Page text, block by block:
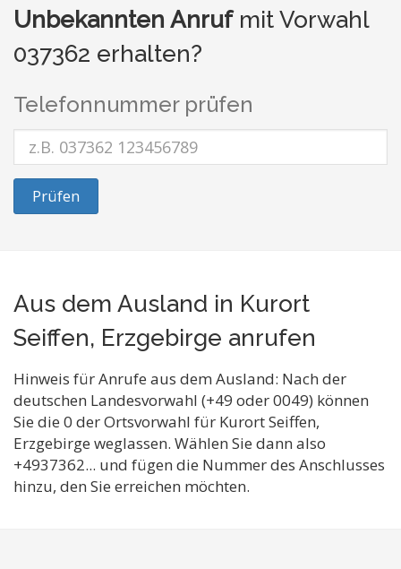
Unbekannten Anrufmit Vorwahl
037362 erhalten?
Telefonnummer prüfen
Prüfen
Aus dem Ausland in Kurort
Seiffen, Erzgebirge anrufen
Hinweis für Anrufe aus dem Ausland: Nach der
deutschen Landesvorwahl (+49 oder 0049) können
Sie die 0 der Ortsvorwahl für Kurort Seiffen,
Erzgebirge weglassen. Wählen Sie dann also
+4937362... und fügen die Nummer des Anschlusses
hinzu, den Sie erreichen möchten.